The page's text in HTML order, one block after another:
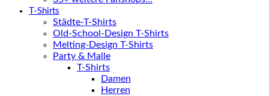
T-Shirts
Städte-T-Shirts
Old-School-Design T-Shirts
Melting-Design T-Shirts
Party & Malle
T-Shirts
Damen
Herren